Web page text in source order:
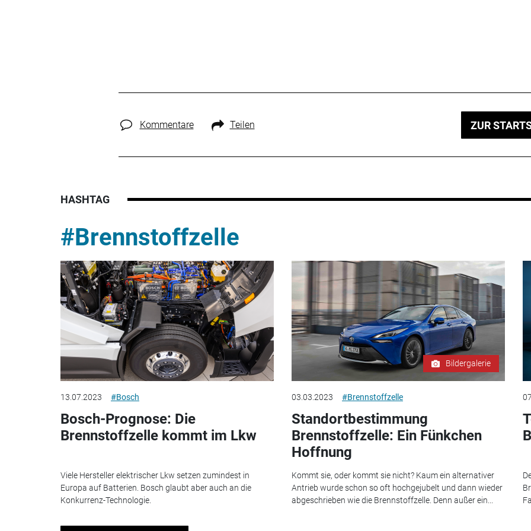
Kommentare Teilen ZUR
HASHTAG
#Brennstoffzelle
13.07.2023 #Bosch
Bosch-Prognose: Die
Brennstoffzelle kommt im Lkw
Viele Hersteller elektrischer Lkw setzen zumindest in
Europa auf Batterien. Bosch glaubt aber auch an die
Konkurrenz-Technologie.
Bildergalerie
03.03.2023 #Brennstoffzelle
Standortbestimmung
Brennstoffzelle: Ein Fünkchen
Hoffnung
Kommt sie, oder kommt sie nicht? Kaum ein alternativer
Antrieb wurde schon so oft hochgejubelt und dann wieder
abgeschrieben wie die Brennstoffzelle. Denn außer ein...